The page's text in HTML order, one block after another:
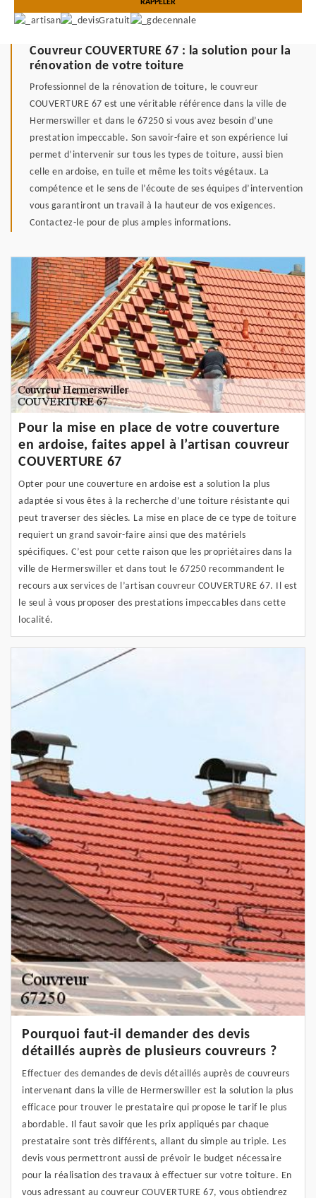
Couvreur COUVERTURE 67 : la solution pour la
rénovation de votre toiture
Professionnel de la rénovation de toiture, le couvreur
COUVERTURE 67 est une véritable référence dans la ville de
Hermerswiller et dans le 67250 si vous avez besoin d’une
prestation impeccable. Son savoir-faire et son expérience lui
permet d’intervenir sur tous les types de toiture, aussi bien
celle en ardoise, en tuile et même les toits végétaux. La
compétence et le sens de l’écoute de ses équipes d’intervention
vous garantiront un travail à la hauteur de vos exigences.
Contactez-le pour de plus amples informations.
Pour la mise en place de votre couverture
en ardoise, faites appel à l’artisan couvreur
COUVERTURE 67
Opter pour une couverture en ardoise est a solution la plus
adaptée si vous êtes à la recherche d’une toiture résistante qui
peut traverser des siècles. La mise en place de ce type de toiture
requiert un grand savoir-faire ainsi que des matériels
spécifiques. C’est pour cette raison que les propriétaires dans la
ville de Hermerswiller et dans tout le 67250 recommandent le
recours aux services de l’artisan couvreur COUVERTURE 67. Il est
le seul à vous proposer des prestations impeccables dans cette
localité.
Pourquoi faut-il demander des devis
détaillés auprès de plusieurs couvreurs ?
Effectuer des demandes de devis détaillés auprès de couvreurs
intervenant dans la ville de Hermerswiller est la solution la plus
efficace pour trouver le prestataire qui propose le tarif le plus
abordable. Il faut savoir que les prix appliqués par chaque
prestataire sont très différents, allant du simple au triple. Les
devis vous permettront aussi de prévoir le budget nécessaire
pour la réalisation des travaux à effectuer sur votre toiture. En
vous adressant au couvreur COUVERTURE 67, vous obtiendrez